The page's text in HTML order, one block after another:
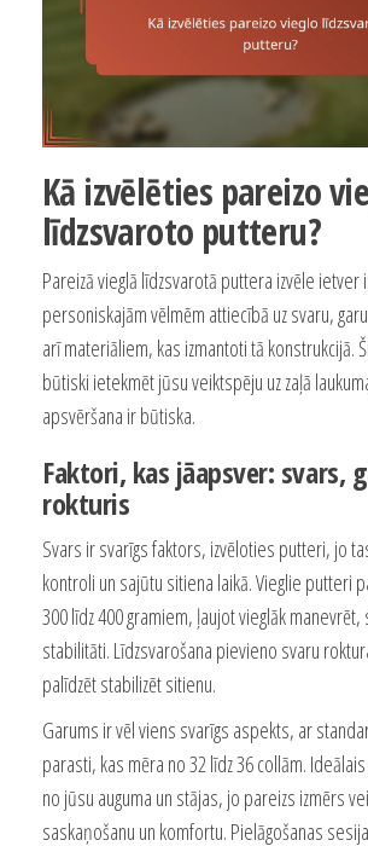
Kā izvēlēties pareizo
līdzsvaroto putteru?
Pareizā vieglā līdzsvarotā puttera izvēle ietver
personiskajām vēlmēm attiecībā uz svaru,
arī materiāliem, kas izmantoti tā konstrukcijā.
būtiski ietekmēt jūsu veiktspēju uz zaļā
apsvēršana ir būtiska.
Faktori, kas jāapsver: svars,
rokturis
Svars ir svarīgs faktors, izvēloties putteri, jo
kontroli un sajūtu sitiena laikā. Vieglie putteri
300 līdz 400 gramiem, ļaujot vieglāk
stabilitāti. Līdzsvarošana pievieno svaru
palīdzēt stabilizēt sitienu.
Garums ir vēl viens svarīgs aspekts, ar
parasti, kas mēra no 32 līdz 36 collām.
no jūsu auguma un stājas, jo pareizs izmērs
saskaņošanu un komfortu. Pielāgošanas